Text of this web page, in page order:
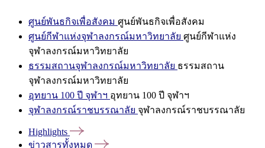
ศูนย์พันธกิจเพื่อสังคม ศูนย์พันธกิจเพื่อสังคม
ศูนย์กีฬาแห่งจุฬาลงกรณ์มหาวิทยาลัย ศูนย์กีฬาแห่ง
จุฬาลงกรณ์มหาวิทยาลัย
ธรรมสถานจุฬาลงกรณ์มหาวิทยาลัย ธรรมสถาน
จุฬาลงกรณ์มหาวิทยาลัย
อุทยาน 100 ปี จุฬาฯ อุทยาน 100 ปี จุฬาฯ
จุฬาลงกรณ์ราชบรรณาลัย จุฬาลงกรณ์ราชบรรณาลัย
Highlights
ข่าวสารทั้งหมด